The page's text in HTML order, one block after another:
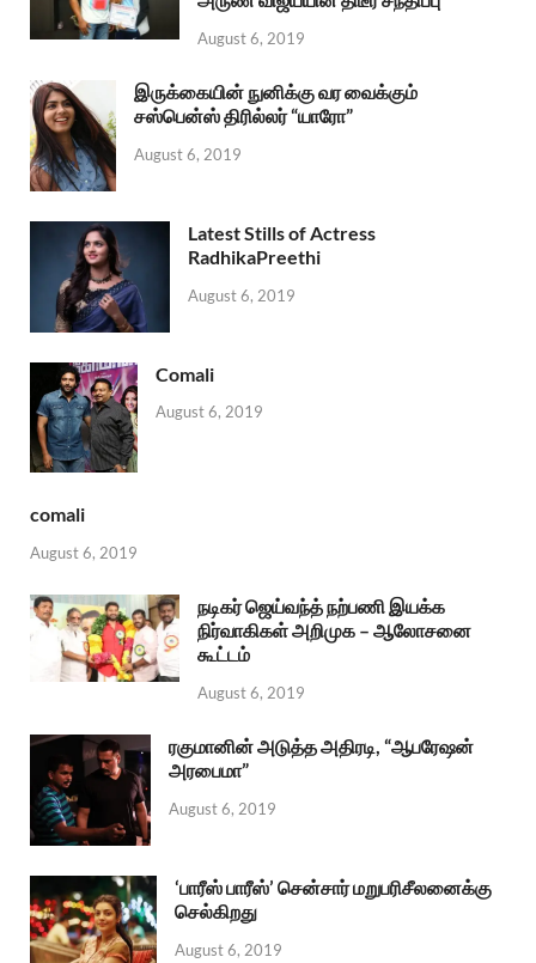
August 6, 2019
இருக்கையின் நுனிக்கு வர வைக்கும்
சஸ்பென்ஸ் திரில்லர் “யாரோ”
August 6, 2019
Latest Stills of Actress
RadhikaPreethi
August 6, 2019
Comali
August 6, 2019
comali
August 6, 2019
நடிகர் ஜெய்வந்த் நற்பணி இயக்க
நிர்வாகிகள் அறிமுக – ஆலோசனை
கூட்டம்
August 6, 2019
ரகுமானின் அடுத்த அதிரடி, “ஆபரேஷன்
அரபைமா”
August 6, 2019
‘பாரீஸ் பாரீஸ்’ சென்சார் மறுபரிசீலனைக்கு
செல்கிறது
August 6, 2019